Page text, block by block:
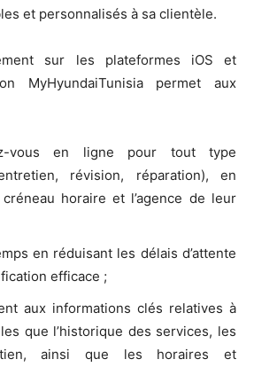
et personnalisés à sa clientèle.
sur les plateformes iOS et
MyHyundaiTunisia permet aux
vous en ligne pour tout type
révision, réparation), en
horaire et l’agence de leur
en réduisant les délais d’attente
efficace ;
aux informations clés relatives à
que l’historique des services, les
ainsi que les horaires et